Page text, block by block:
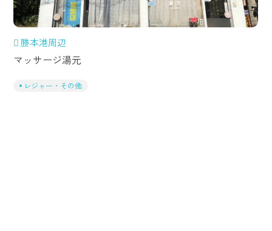
勝本港周辺
マッサージ湯元
レジャー・その他